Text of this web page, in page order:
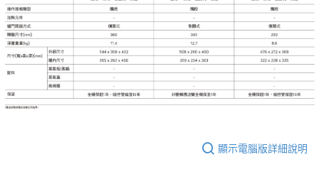
顯示電腦版詳細說明